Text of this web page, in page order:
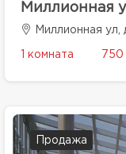
Миллионная
Миллионная ул,
1 комната 750
Продажа